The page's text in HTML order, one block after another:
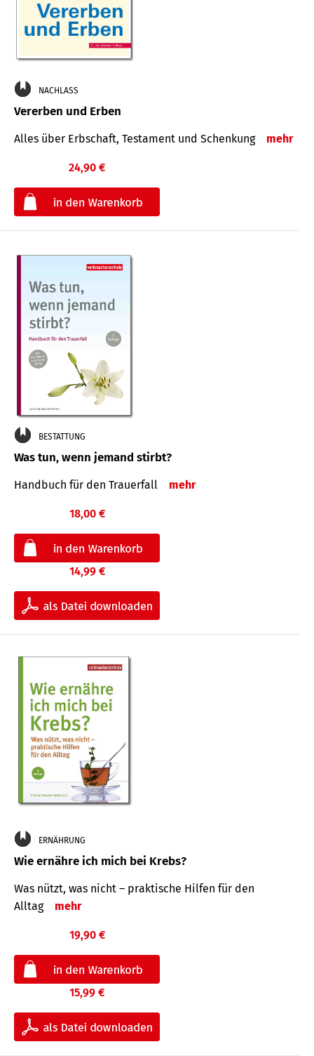
NACHLASS
Vererben und Erben
Alles über Erbschaft, Testament und Schenkung mehr
24,90 €
BESTATTUNG
Was tun, wenn jemand stirbt?
Handbuch für den Trauerfall mehr
18,00 €
14,99 €
ERNÄHRUNG
Wie ernähre ich mich bei Krebs?
Was nützt, was nicht – praktische Hilfen für den
Alltag
mehr
19,90 €
15,99 €